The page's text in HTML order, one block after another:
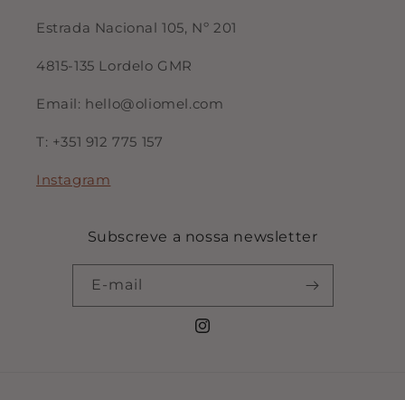
Estrada Nacional 105, Nº 201
4815-135 Lordelo GMR
Email: hello@oliomel.com
T: +351 912 775 157
Instagram
Subscreve a nossa newsletter
E-mail
Instagram